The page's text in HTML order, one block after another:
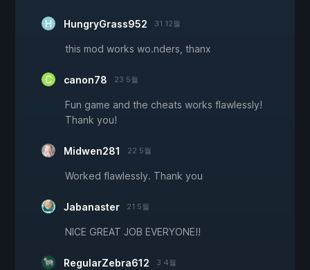
HungryGrass952 31 12월
this mod works wo.nders, thanx
canon78 23 5월
Fun game and the cheats works flawlessly!
Thank you!
Midwen281 22 5월
Worked flawlessly. Thank you
Jabanaster 21 5월
NICE GREAT JOB EVERYONE!!
RegularZebra612 3 4월